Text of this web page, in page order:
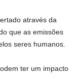
através da
que as emissões
seres humanos.
ter um impacto